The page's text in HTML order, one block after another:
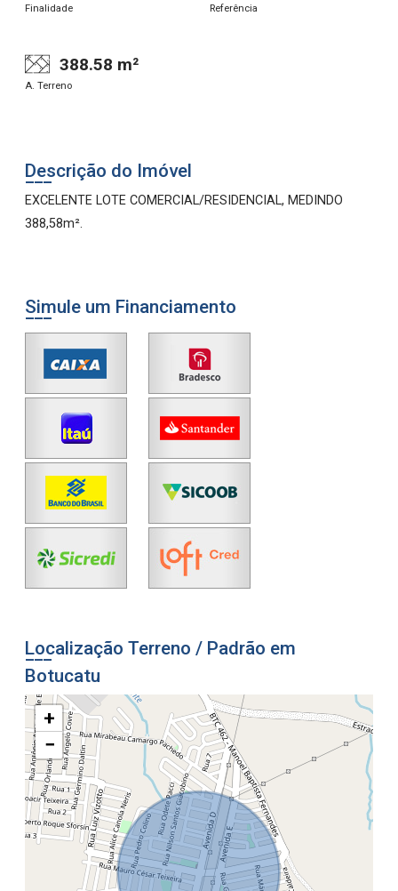
Finalidade Referência
388.58 m²
A. Terreno
Descrição do Imóvel
EXCELENTE LOTE COMERCIAL/RESIDENCIAL, MEDINDO
388,58m².
Simule um Financiamento
Localização Terreno / Padrão em
Botucatu
+
−